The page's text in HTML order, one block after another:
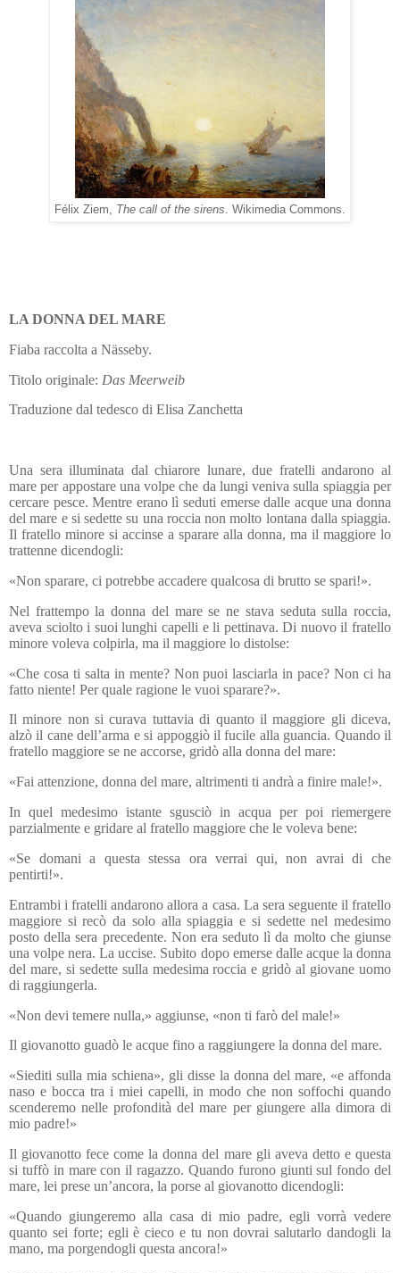
Félix Ziem, The call of the sirens. Wikimedia Commons.
LA DONNA DEL MARE
Fiaba raccolta a Nässeby.
Titolo originale: Das Meerweib
Traduzione dal tedesco di Elisa Zanchetta
Una sera illuminata dal chiarore lunare, due fratelli andarono al
mare per appostare una volpe che da lungi veniva sulla spiaggia per
cercare pesce. Mentre erano lì seduti emerse dalle acque una donna
del mare e si sedette su una roccia non molto lontana dalla spiaggia.
Il fratello minore si accinse a sparare alla donna, ma il maggiore lo
trattenne dicendogli:
«Non sparare, ci potrebbe accadere qualcosa di brutto se spari!».
Nel frattempo la donna del mare se ne stava seduta sulla roccia,
aveva sciolto i suoi lunghi capelli e li pettinava. Di nuovo il fratello
minore voleva colpirla, ma il maggiore lo distolse:
«Che cosa ti salta in mente? Non puoi lasciarla in pace? Non ci ha
fatto niente! Per quale ragione le vuoi sparare?».
Il minore non si curava tuttavia di quanto il maggiore gli diceva,
alzò il cane dell’arma e si appoggiò il fucile alla guancia. Quando il
fratello maggiore se ne accorse, gridò alla donna del mare:
«Fai attenzione, donna del mare, altrimenti ti andrà a finire male!».
In quel medesimo istante sgusciò in acqua per poi riemergere
parzialmente e gridare al fratello maggiore che le voleva bene:
«Se domani a questa stessa ora verrai qui, non avrai di che
pentirti!».
Entrambi i fratelli andarono allora a casa. La sera seguente il fratello
maggiore si recò da solo alla spiaggia e si sedette nel medesimo
posto della sera precedente. Non era seduto lì da molto che giunse
una volpe nera. La uccise. Subito dopo emerse dalle acque la donna
del mare, si sedette sulla medesima roccia e gridò al giovane uomo
di raggiungerla.
«Non devi temere nulla,» aggiunse, «non ti farò del male!»
Il giovanotto guadò le acque fino a raggiungere la donna del mare.
«Siediti sulla mia schiena», gli disse la donna del mare, «e affonda
naso e bocca tra i miei capelli, in modo che non soffochi quando
scenderemo nelle profondità del mare per giungere alla dimora di
mio padre!»
Il giovanotto fece come la donna del mare gli aveva detto e questa
si tuffò in mare con il ragazzo. Quando furono giunti sul fondo del
mare, lei prese un’ancora, la porse al giovanotto dicendogli:
«Quando giungeremo alla casa di mio padre, egli vorrà vedere
quanto sei forte; egli è cieco e tu non dovrai salutarlo dandogli la
mano, ma porgendogli questa ancora!»